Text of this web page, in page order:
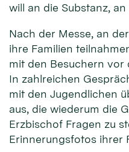
will an die Substanz,
Nach der Messe, an
ihre Familien
mit den Besuchern vor
In zahlreichen
mit den Jugendlichen
aus, die wiederum die
Erzbischof Fragen zu
Erinnerungsfotos ihrer